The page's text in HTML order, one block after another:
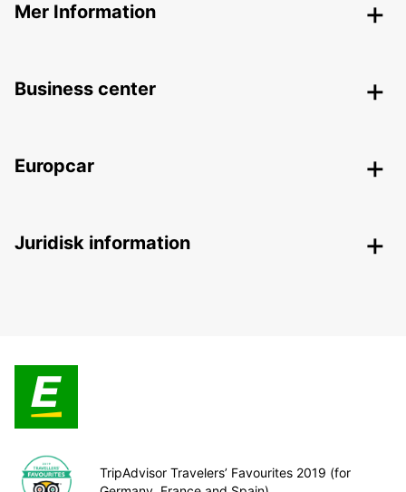
Mer Information
Business center
Europcar
Juridisk information
TripAdvisor Travelers’ Favourites 2019 (for